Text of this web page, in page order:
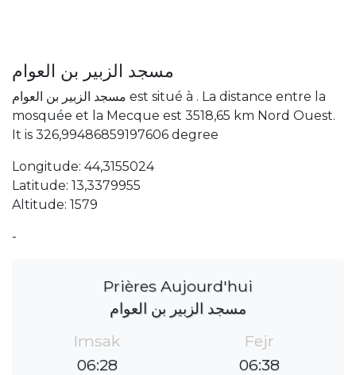
مسجد الزبير بن العوام
مسجد الزبير بن العوام est situé à . La distance entre la
mosquée et la Mecque est 3518,65 km Nord Ouest.
It is 326,99486859197606 degree
Longitude: 44,3155024
Latitude: 13,3379955
Altitude: 1579
-
Prières Aujourd'hui
مسجد الزبير بن العوام
Imsak
06:28
Fejr
06:38